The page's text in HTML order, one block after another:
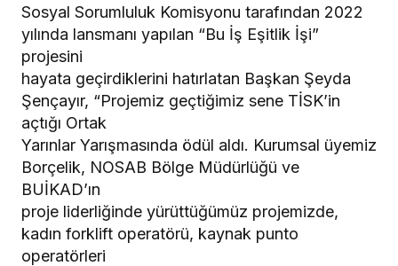
Sosyal Sorumluluk Komisyonu tarafından 2022
yılında lansmanı yapılan “Bu İş Eşitlik İşi”
projesini
hayata geçirdiklerini hatırlatan Başkan Şeyda
Şençayır, “Projemiz geçtiğimiz sene TİSK’in
açtığı Ortak
Yarınlar Yarışmasında ödül aldı. Kurumsal üyemiz
Borçelik, NOSAB Bölge Müdürlüğü ve
BUİKAD’ın
proje liderliğinde yürüttüğümüz projemizde,
kadın forklift operatörü, kaynak punto
operatörleri